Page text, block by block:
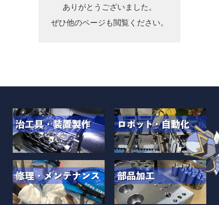
ありがとうございました。
ぜひ他のページも閲覧ください。